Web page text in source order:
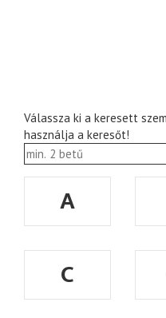
Válassza ki a keresett
használja a keresőt!
A
C